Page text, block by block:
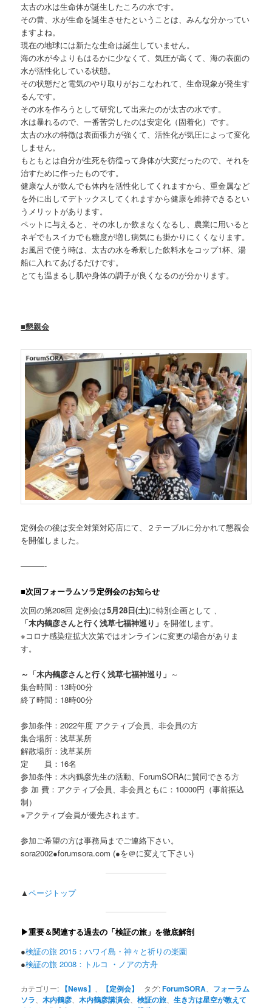
太古の水は生命体が誕生したころの水です。
その昔、水が生命を誕生させたということは、みんな分かってい
ますよね。
現在の地球には新たな生命は誕生していません。
海の水が今よりもはるかに少なくて、気圧が高くて、海の表面の
水が活性化している状態。
その状態だと電気のやり取りがおこなわれて、生命現象が発生す
るんです。
その水を作ろうとして研究して出来たのが太古の水です。
水は暴れるので、一番苦労したのは安定化（固着化）です。
太古の水の特徴は表面張力が強くて、活性化が気圧によって変化
しません。
もともとは自分が生死を彷徨って身体が大変だったので、それを
治すために作ったものです。
健康な人が飲んでも体内を活性化してくれますから、重金属など
を外に出してデトックスしてくれますから健康を維持できるとい
うメリットがあります。
ペットに与えると、その水しか飲まなくなるし、農業に用いると
ネギでもスイカでも糖度が増し病気にも掛かりにくくなります。
お風呂で使う時は、太古の水を希釈した飲料水をコップ1杯、湯
船に入れてあげるだけです。
とても温まるし肌や身体の調子が良くなるのが分かります。
■懇親会
定例会の後は安全対策対応店にて、２テーブルに分かれて懇親会
を開催しました。
———-
■次回フォーラムソラ定例会のお知らせ
次回の第208回 定例会は5月28日(土)に特別企画として 、
「木内鶴彦さんと行く浅草七福神巡り」 を開催します。
※コロナ感染症拡大次第ではオンラインに変更の場合がありま
す。
～ 「木内鶴彦さんと行く浅草七福神巡り」 ～
集合時間：13時00分
終了時間：18時00分
参加条件：2022年度 アクティブ会員、非会員の方
集合場所：浅草某所
解散場所：浅草某所
定 員：16名
参加条件：木内鶴彦先生の活動、ForumSORAに賛同できる方
参 加 費：アクティブ会員、非会員ともに：10000円（事前振込
制）
※アクティブ会員が優先されます。
参加ご希望の方は事務局までご連絡下さい。
sora2002●forumsora.com (●を＠に変えて下さい)
▲ページトップ
▶重要＆関連する過去の「検証の旅」を徹底解剖
●検証の旅 2015：ハワイ島・神々と祈りの楽園
●検証の旅 2008：トルコ ・ノアの方舟
カテゴリー: 【News】 【定例会】 タグ:ForumSORA
フォーラム
ソラ 、木内鶴彦 、木内鶴彦講演会 、検証の旅 、生き方は星空が教えて